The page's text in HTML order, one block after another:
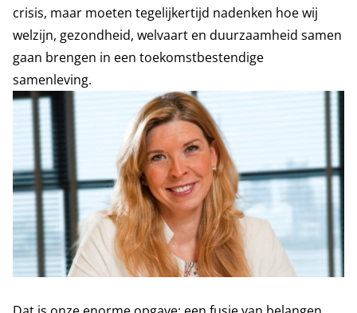
crisis, maar moeten tegelijkertijd nadenken hoe wij
welzijn, gezondheid, welvaart en duurzaamheid samen
gaan brengen in een toekomstbestendige
samenleving.